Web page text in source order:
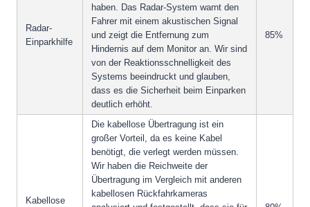
Radar-
Einparkhilfe
haben. Das Radar-System warnt den
Fahrer mit einem akustischen Signal
und zeigt die Entfernung zum
Hindernis auf dem Monitor an. Wir sind
von der Reaktionsschnelligkeit des
Systems beeindruckt und glauben,
dass es die Sicherheit beim Einparken
deutlich erhöht.
85%
Kabellose
Die kabellose Übertragung ist ein
großer Vorteil, da es keine Kabel
benötigt, die verlegt werden müssen.
Wir haben die Reichweite der
Übertragung im Vergleich mit anderen
kabellosen Rückfahrkameras